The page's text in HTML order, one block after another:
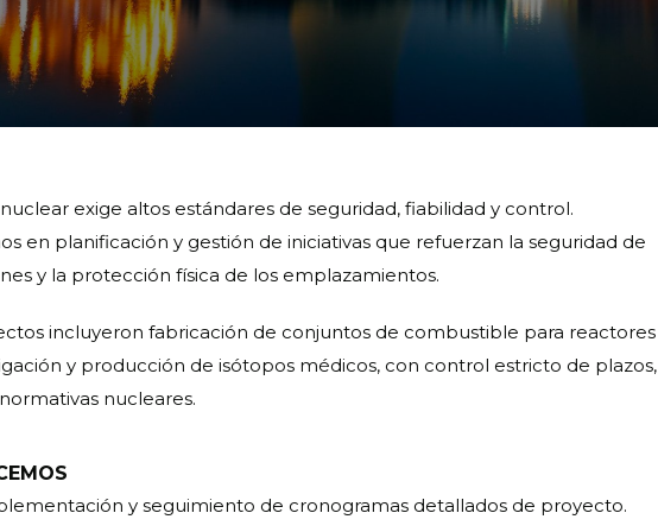
exige altos estándares de seguridad, fiabilidad y control.
en planificación y gestión de iniciativas que refuerzan la seguridad de
y la protección física de los emplazamientos.
incluyeron fabricación de conjuntos de combustible para reactores
y producción de isótopos médicos, con control estricto de plazos,
nucleares.
y seguimiento de cronogramas detallados de proyecto.